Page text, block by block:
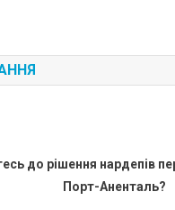
до рішення нардепів
Порт-Аненталь?